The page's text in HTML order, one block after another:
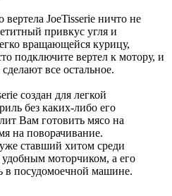
JoeTisserie ничто не
привкус угля и
вращающейся курицу,
подключите вертел к мотору, и
все остальное.
создан для легкой
без каких-либо его
Вам готовить мясо на
на поворачивание.
ставший хитом среди
моторчиком, а его
посудомоечной машине.